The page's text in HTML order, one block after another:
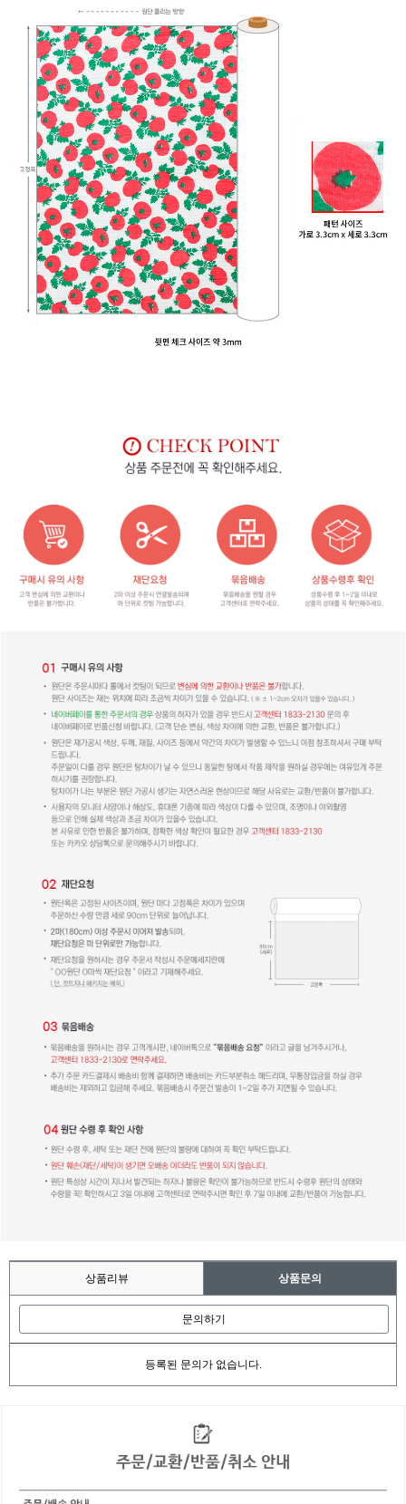
상품리뷰 상품문의
문의하기
등록된 문의가 없습니다.